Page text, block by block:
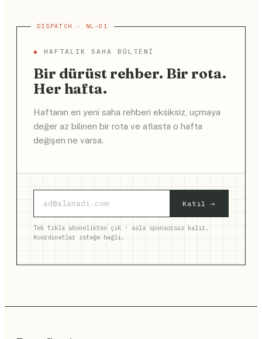
◆ HAFTALIK SAHA BÜLTENI
Bir dürüst rehber. Bir rota.
Her hafta.
Haftanın en yeni saha rehberi eksiksiz, uçmaya
değer az bilinen bir rota ve atlasta o hafta
değişen ne varsa.
Katıl →
Tek tıkla abonelikten çık · asla sponsorsuz kalır.
Koordinatlar isteğe bağlı.